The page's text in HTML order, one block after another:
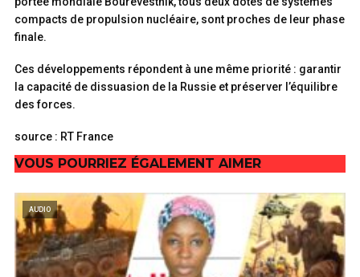
compacts de propulsion nucléaire, sont proches de leur phase
finale.
Ces développements répondent à une même priorité : garantir
la capacité de dissuasion de la Russie et préserver l’équilibre
des forces.
source : RT France
VOUS POURRIEZ ÉGALEMENT AIMER
AUDIO